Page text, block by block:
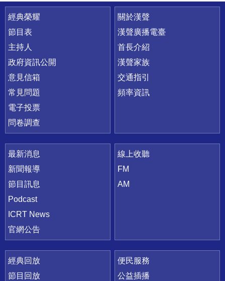
快速連結
經典榮耀
節目表
主持人
政府資訊公開
意見信箱
常見問題
電子投票
問卷調查
關於漢聲
漢聲廣播電臺
首長介紹
漢聲家族
交通指引
頻率資訊
最新消息
新聞報導
節目訊息
Podcast
ICRT News
官網公告
線上收聽
FM
AM
經典回放
節目回放
便民服務
公益插播